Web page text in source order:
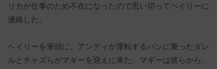
リカが仕事のため不在になったので思い切ってヘイリーに
連絡した。
ヘイリーを筆頭に、アンディが運転するバンに乗ったダレ
ルとチャズらがマギーを迎えに来た。マギーは彼らから、